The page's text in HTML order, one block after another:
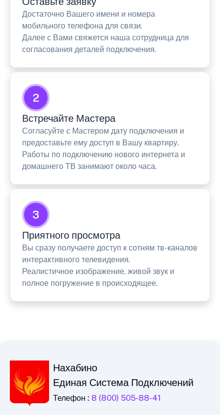
Достаточно Вашего имени и номера
мобильного телефона для связи.
Далее с Вами свяжется наша сотрудница для
согласования деталей подключения.
2
Встречайте Мастера
Согласуйте с Мастером дату подключения и
предоставьте ему доступ в Вашу квартиру.
Работы по подключению нового интернета и
домашнего ТВ занимают около часа.
3
Приятного просмотра
Вы сразу получаете доступ к сотням тв-каналов
интерактивного телевидения.
Реалистичное изображение, живой звук и
полное погружение в происходящее.
Нахабино
Единая Система Подключений
Телефон : 8 (800) 505-88-41